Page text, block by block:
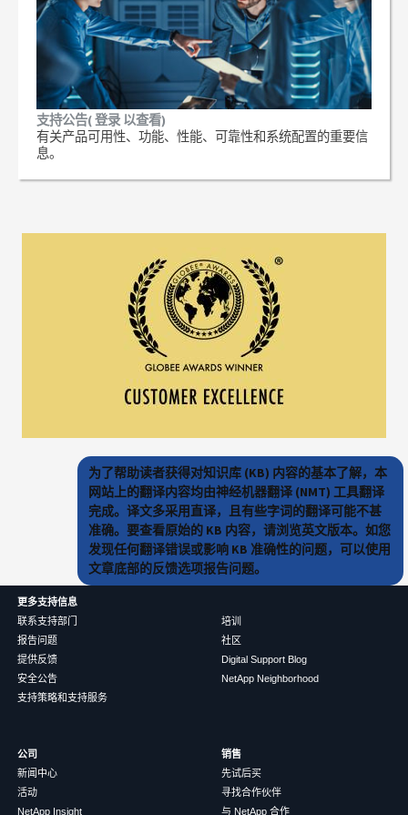
支持公告( 登录 以查看)
有关产品可用性、功能、性能、可靠性和系统配置的重要信
息。
为了帮助读者获得对知识库 (KB) 内容的基本了解，本
网站上的翻译内容均由神经机器翻译 (NMT) 工具翻译
完成。译文多采用直译，且有些字词的翻译可能不甚
准确。要查看原始的 KB 内容，请浏览英文版本。如您
发现任何翻译错误或影响 KB 准确性的问题，可以使用
文章底部的反馈选项报告问题。
更多支持信息
联系支持部门
报告问题
提供反馈
安全公告
支持策略和支持服务
培训
社区
Digital Support Blog
NetApp Neighborhood
公司
新闻中心
活动
NetApp Insight
销售
先试后买
寻找合作伙伴
与 NetApp 合作